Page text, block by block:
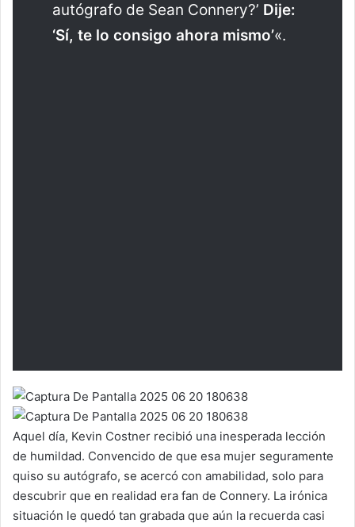
autógrafo de Sean Connery?’ Dije:
‘Sí, te lo consigo ahora mismo’«.
Aquel día, Kevin Costner recibió una inesperada lección
de humildad. Convencido de que esa mujer seguramente
quiso su autógrafo, se acercó con amabilidad, solo para
descubrir que en realidad era fan de Connery. La irónica
situación le quedó tan grabada que aún la recuerda casi